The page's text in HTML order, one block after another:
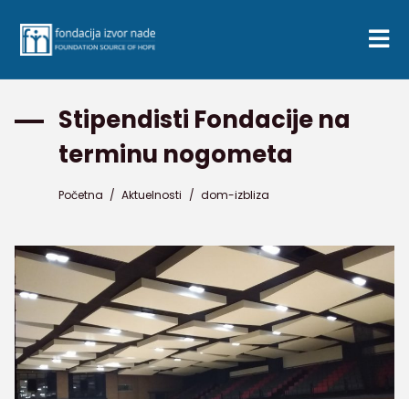
Stipendisti Fondacije na
terminu nogometa
Početna / Aktuelnosti / dom-izbliza